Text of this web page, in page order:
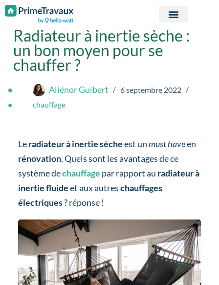
Passer au contenu
Radiateur à inertie sèche :
un bon moyen pour se
chauffer ?
Aliénor Guibert
6 septembre 2022
chauffage
Leradiateur à inertie sècheest unmust haveen
rénovation. Quels sont les avantages de ce
système dechauffage par rapport au radiateur à
inertie fluideet aux autreschauffages
électriques? réponse !